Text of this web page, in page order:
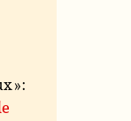
» :